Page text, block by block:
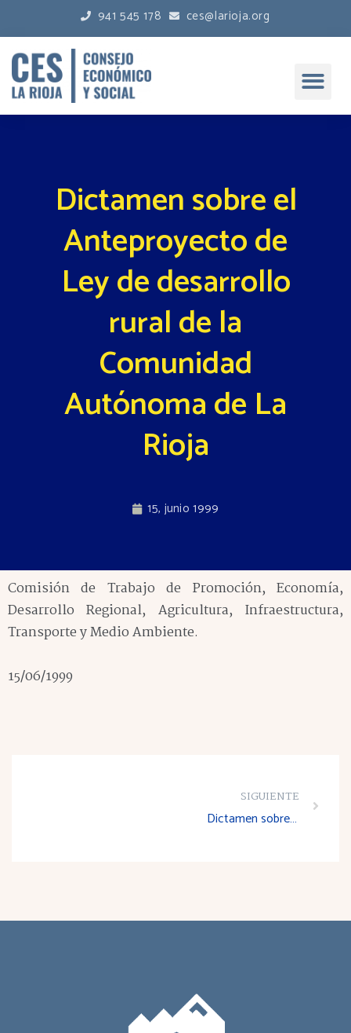
941 545 178 ces@larioja.org
Dictamen sobre el
Anteproyecto de
Ley de desarrollo
rural de la
Comunidad
Autónoma de La
Rioja
15, junio 1999
Comisión de Trabajo de Promoción, Economía,
Desarrollo Regional, Agricultura, Infraestructura,
Transporte y Medio Ambiente.
15/06/1999
SIGUIENTE
Dictamen sobre el Anteproyecto de Ley de espectáculos y actividades recreativas de la Comunidad Autónoma de La Rioja